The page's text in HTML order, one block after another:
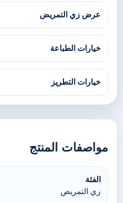
عرض زي التمريض
خيارات الطباعة
خيارات التطريز
مواصفات المنتج
الفئة
زي التمريض